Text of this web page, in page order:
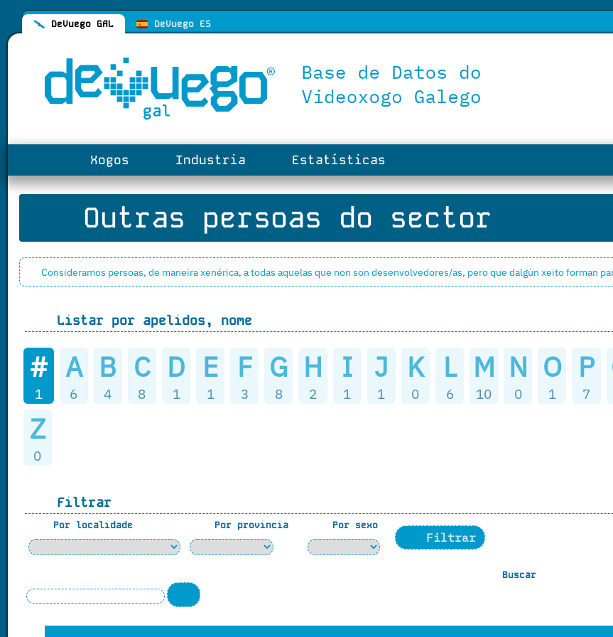
DeVuego GAL DeVuego ES
Xogos Industria Estatísticas
Outras persoas do sector
Consideramos persoas, de maneira xenérica, a todas aquelas que non sondesenvolvedores/as, pero que dalgún xeito forman
Listar por apelidos, nome
#
1
A
6
B
4
C
8
D
1
E
1
F
3
G
8
H
2
I
1
J
1
K
0
L
6
M
10
N
0
O
1
P
7
Z
0
Filtrar
Por localidade Por provincia Por sexo
Filtrar
Buscar